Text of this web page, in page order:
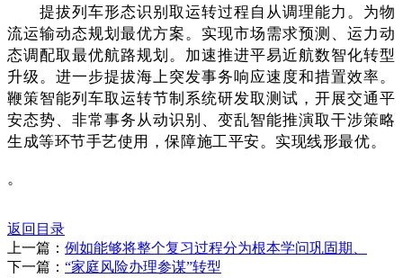
提拔列车形态识别取运转过程自从调理能力。为物
流运输动态规划最优方案。实现市场需求预测、运力动
态调配取最优航路规划。加速推进平易近航数智化转型
升级。进一步提拔海上突发事务响应速度和措置效率。
鞭策智能列车取运转节制系统研发取测试，开展交通平
安态势、非常事务从动识别、变乱智能推演取干涉策略
生成等环节手艺使用，保障施工平安。实现线形最优。
。
返回目录
上一篇： 例如能够将整个复习过程分为根本学问巩固期、
下一篇： “家庭风险办理参谋”转型